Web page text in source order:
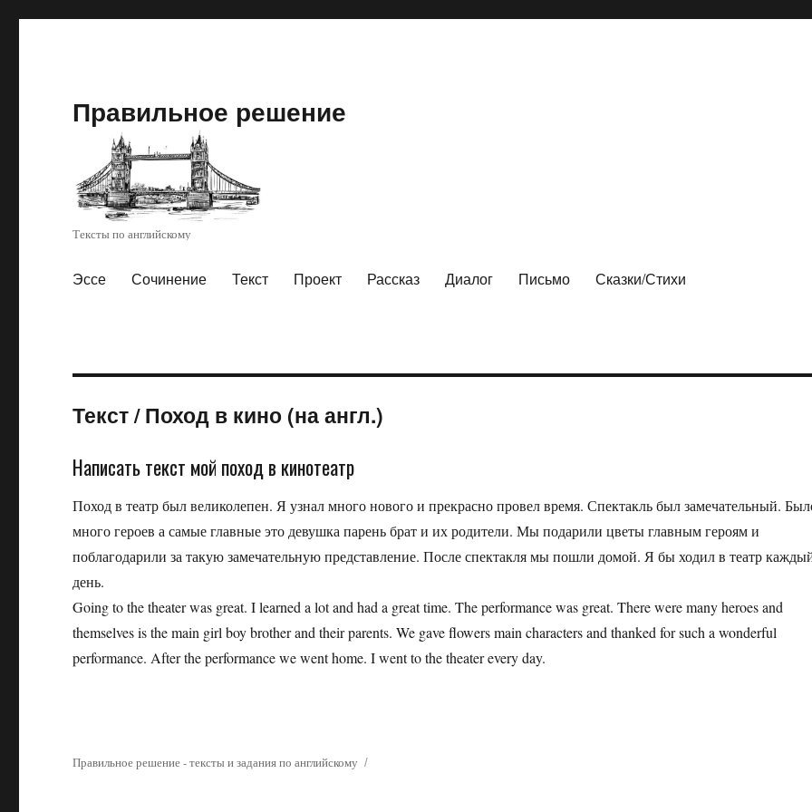
Правильное решение
Тексты по английскому
Эссе Сочинение Текст Проект Рассказ Диалог Письмо Сказки/Стихи
Текст/Поход в кино (на англ.)
Написать текст мой поход в кинотеатр
Поход в театр был великолепен. Я узнал много нового и прекрасно провел время. Спектакль был замечательный.
много героев а самые главные это девушка парень брат и их родители. Мы подарили цветы главным героям и
поблагодарили за такую замечательную представление. После спектакля мы пошли домой. Я бы ходил в театр
день.
Going to the theater was great. I learned a lot and had a great time. The performance was great. There were many heroes and
themselves is the main girl boy brother and their parents. We gave flowers main characters and thanked for such a wonderful
performance. After the performance we went home. I went to the theater every day.
Правильное решение - тексты и задания по английскому